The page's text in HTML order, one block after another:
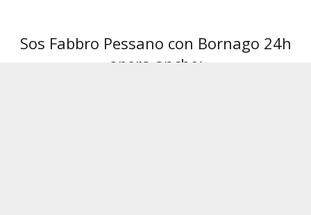
Sos Fabbro Pessano con Bornago 24h
opera anche: